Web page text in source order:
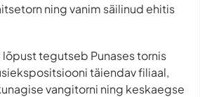
ning vanim säilinud ehitis
tegutseb Punases tornis
täiendav filiaal,
vangitorni ning keskaegse